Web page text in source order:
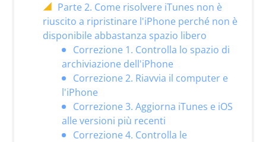
Parte 2. Come risolvere iTunes non è
riuscito a ripristinare l'iPhone perché non è
disponibile abbastanza spazio libero
Correzione 1. Controlla lo spazio di
archiviazione dell'iPhone
Correzione 2. Riavvia il computer e
l'iPhone
Correzione 3. Aggiorna iTunes e iOS
alle versioni più recenti
Correzione 4. Controlla le